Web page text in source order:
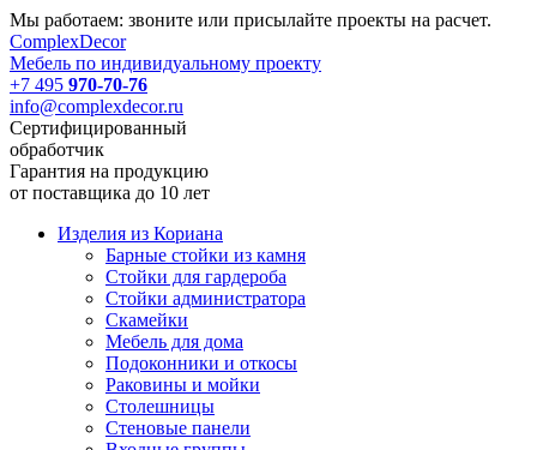
Мы работаем: звоните или присылайте проекты на расчет.
ComplexDecor
Мебель по индивидуальному проекту
+7 495 970-70-76
info@complexdecor.ru
Сертифицированный
обработчик
Гарантия на продукцию
от поставщика до 10 лет
Изделия из Кориана
Барные стойки из камня
Стойки для гардероба
Стойки администратора
Скамейки
Мебель для дома
Подоконники и откосы
Раковины и мойки
Столешницы
Стеновые панели